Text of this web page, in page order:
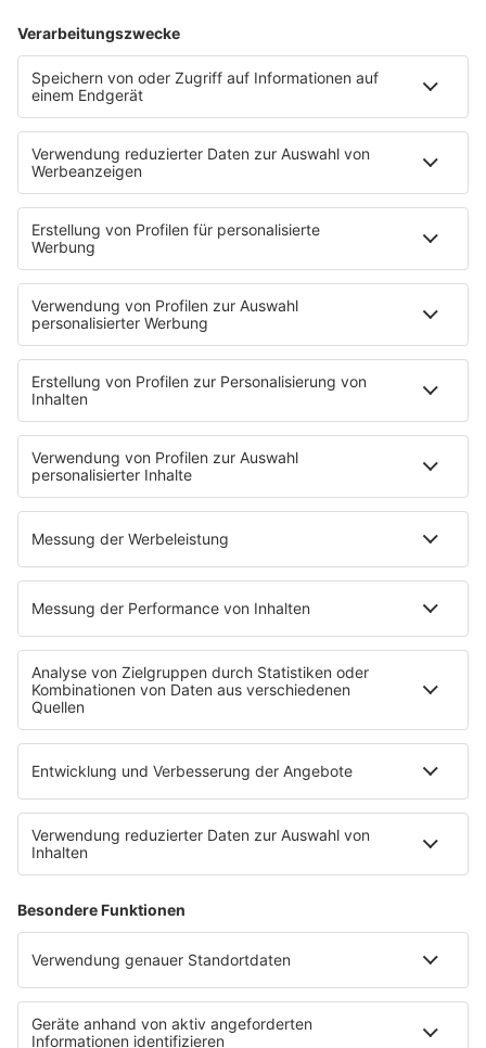
Ich hasse Sport
Sonntag Morgen
Strandbar
Putzfimmel
Deutschpop
Deutsche Liebeslieder
PODCASTS
Mit den Waffeln einer Frau
Frühstück bei Barbara
Brave & One
NotAufnahme
"Bewerbung und Karriere"
Aber bitte mit Schlager
Erdbeerkäse
Fitness mit M.A.R.K
Glück in Worten
Todesursache
Niemand muss ein Promi sein
PROGRAMM
Mit den Waffeln einer Frau
SERVICE
Empfang
barba radio App
Impressum
Datenschutz Facebook & Instagram
Datenschutzeinstellungen
Clubbedingungen
Werbung schalten
Waffel-Werbepartner
80s80s.de
90s90s.de
Schlagerplanetradio.com
1deutsch.de